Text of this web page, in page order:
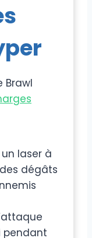
Brawl
laser à
dégâts
pendant